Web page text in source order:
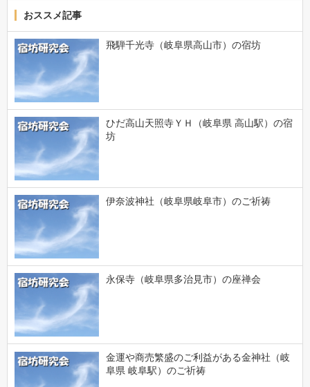
おススメ記事
飛騨千光寺（岐阜県高山市）の宿坊
ひだ高山天照寺ＹＨ（岐阜県 高山駅）の宿
坊
伊奈波神社（岐阜県岐阜市）のご祈祷
永保寺（岐阜県多治見市）の座禅会
金運や商売繁盛のご利益がある金神社（岐
阜県 岐阜駅）のご祈祷